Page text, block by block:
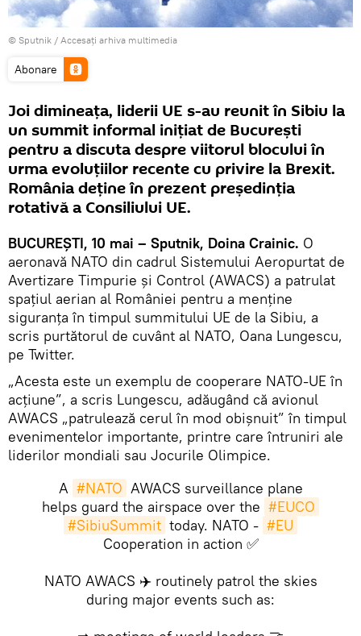
© Sputnik / Accesați arhiva multimedia
Abonare
Joi dimineaţa, liderii UE s-au reunit în Sibiu la
un summit informal inițiat de București
pentru a discuta despre viitorul blocului în
urma evoluțiilor recente cu privire la Brexit.
România deține în prezent președinția
rotativă a Consiliului UE.
BUCUREŞTI, 10 mai – Sputnik, Doina Crainic. O
aeronavă NATO din cadrul Sistemului Aeropurtat de
Avertizare Timpurie și Control (AWACS) a patrulat
spațiul aerian al României pentru a menține
siguranța în timpul summitului UE de la Sibiu, a
scris purtătorul de cuvânt al NATO, Oana Lungescu,
pe Twitter.
„Acesta este un exemplu de cooperare NATO-UE în
acțiune”, a scris Lungescu, adăugând că avionul
AWACS „patrulează cerul în mod obișnuit” în timpul
evenimentelor importante, printre care întruniri ale
liderilor mondiali sau Jocurile Olimpice.
A #NATO AWACS surveillance plane
helps guard the airspace over the #EUCO
#SibiuSummit today. NATO - #EU
Cooperation in action ✅
NATO AWACS ✈️ routinely patrol the skies
during major events such as: